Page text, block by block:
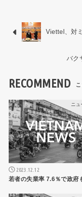
Viettel、対
バク
RECOMMEND
ニ
2023.12.12
若者の失業率 7.6％で政府